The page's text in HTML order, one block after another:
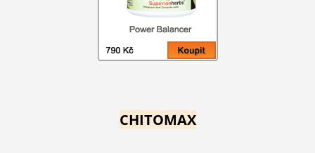
CHITOMAX